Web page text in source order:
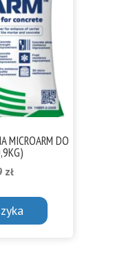
MICROARM DO
złAktualna
wynosi:
21,99 zł.